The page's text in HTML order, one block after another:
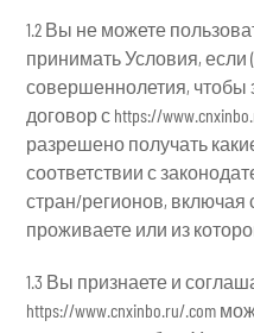
1.2 Вы не можете
принимать Условия, если
совершеннолетия, чтобы
договор с https://
разрешено получать
соответствии с
стран/регионов, включая
проживаете или из
1.3 Вы признаете и
https://www.cnxinbo.ru/.com